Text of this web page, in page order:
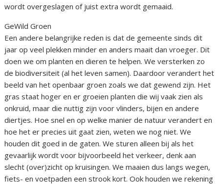
wordt overgeslagen of juist extra wordt gemaaid.
GeWild Groen
Een andere belangrijke reden is dat de gemeente sinds dit
jaar op veel plekken minder en anders maait dan vroeger. Dit
doen we om planten en dieren te helpen. We versterken zo
de biodiversiteit (al het leven samen). Daardoor verandert het
beeld van het openbaar groen zoals we dat gewend zijn. Het
gras staat hoger en er groeien planten die wij vaak zien als
onkruid, maar die nuttig zijn voor vlinders, bijen en andere
diertjes. Hoe snel en op welke manier de natuur verandert en
hoe het er precies uit gaat zien, weten we nog niet. We
houden dit goed in de gaten. We sturen alleen bij als het
gevaarlijk wordt voor bijvoorbeeld het verkeer, denk aan
slecht (over)zicht op kruisingen. We maaien dus langs wegen,
fiets- en voetpaden een strook kort. Ook houden we rekening